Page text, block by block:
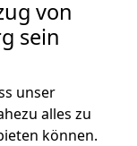
von
sein
unser
alles zu
können.